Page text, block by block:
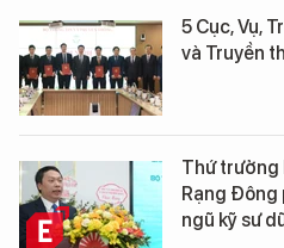
5 Cục, Vụ,
và Truyền
Thứ trưởng
Rạng Đông
ngũ kỹ sư